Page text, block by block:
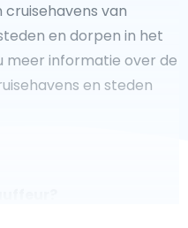
van
en dorpen in het
meer informatie over de
en steden